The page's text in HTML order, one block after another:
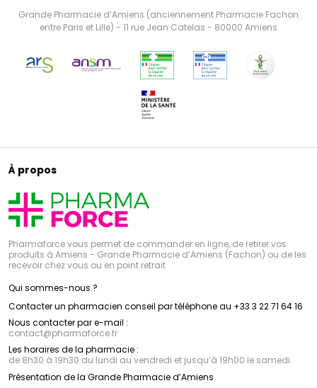
Grande Pharmacie d’Amiens (anciennement Pharmacie Fachon
entre Paris et Lille) - 11 rue Jean Catelas - 80000 Amiens
À propos
Pharmaforce vous permet de commander en ligne, de retirer vos
produits à Amiens - Grande Pharmacie d’Amiens (Fachon) ou de les
recevoir chez vous ou en point retrait
Qui sommes-nous ?
Contacter un pharmacien conseil par téléphone au +33 3 22 71 64 16
Nous contacter par e-mail :
contact@pharmaforce.fr
Les horaires de la pharmacie :
de 8h30 à 19h30 du lundi au vendredi et jusqu’à 19h00 le samedi
Présentation de la Grande Pharmacie d’Amiens